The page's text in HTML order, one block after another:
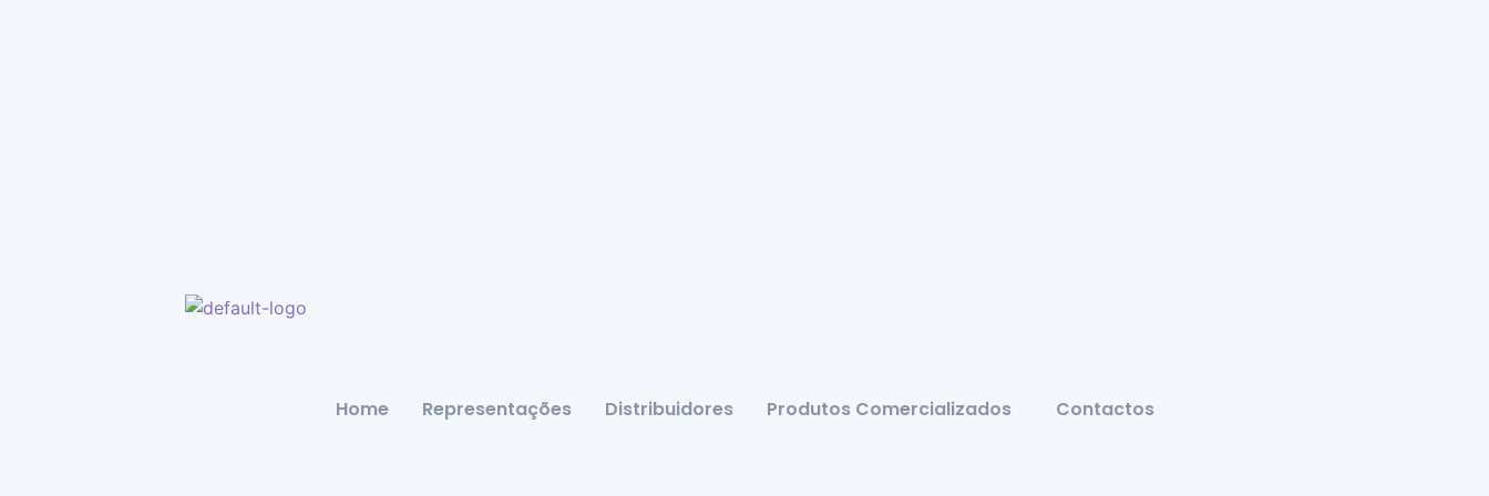
Home Representações Distribuidores Produtos Comercializados Contactos